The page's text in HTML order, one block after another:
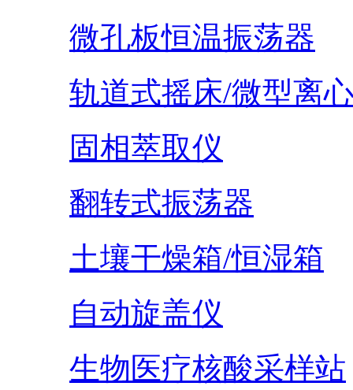
微孔板恒温振荡器
轨道式摇床/微型离
固相萃取仪
翻转式振荡器
土壤干燥箱/恒湿箱
自动旋盖仪
生物医疗核酸采样站